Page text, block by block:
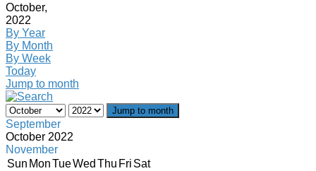
October,
2022
By Year
By Month
By Week
Today
Jump to month
Jump to month
September
October 2022
November
Sun MonTueWed Thu Fri Sat